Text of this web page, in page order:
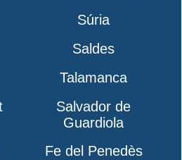
Súria
Saldes
Talamanca
Salvador de
Guardiola
Fe del Penedès